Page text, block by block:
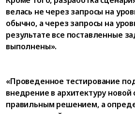
велась не через запросы на
обычно, а через запросы на
результате все поставленные
выполнены».
«Проведенное тестирование
внедрение в архитектуру
правильным решением, а